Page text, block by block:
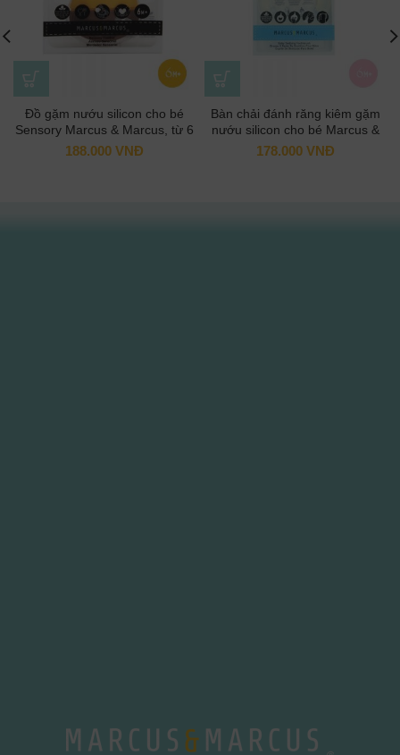
Đồ gặm nướu silicon cho bé
Sensory Marcus & Marcus, từ 6
tháng – Lola
188.000 VNĐ
Bàn chải đánh răng kiêm gặm
nướu silicon cho bé Marcus &
Marcus, từ 6 tháng – Pokey
178.000 VNĐ